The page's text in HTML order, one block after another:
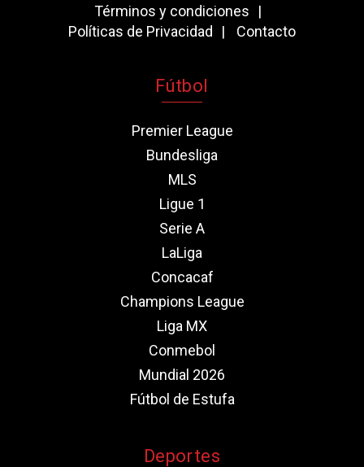
Términos y condiciones
Políticas de Privacidad
Contacto
Fútbol
Premier League
Bundesliga
MLS
Ligue 1
Serie A
LaLiga
Concacaf
Champions League
Liga MX
Conmebol
Mundial 2026
Fútbol de Estufa
Deportes